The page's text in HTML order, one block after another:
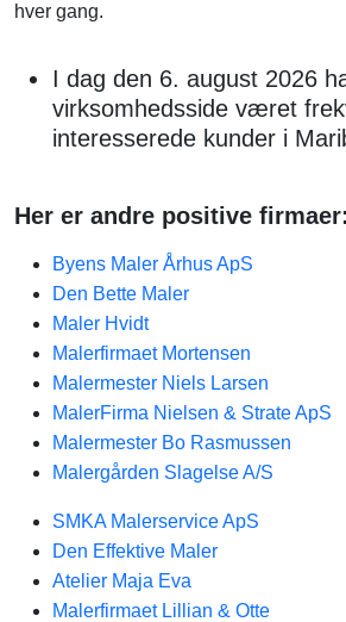
hver gang.
I dag den 6. august 2026
virksomhedsside været
interesserede kunder i
Her er andre positive firmaer:
Byens Maler Århus ApS
Den Bette Maler
Maler Hvidt
Malerfirmaet Mortensen
Malermester Niels Larsen
MalerFirma Nielsen & Strate ApS
Malermester Bo Rasmussen
Malergården Slagelse A/S
SMKA Malerservice ApS
Den Effektive Maler
Atelier Maja Eva
Malerfirmaet Lillian & Otte